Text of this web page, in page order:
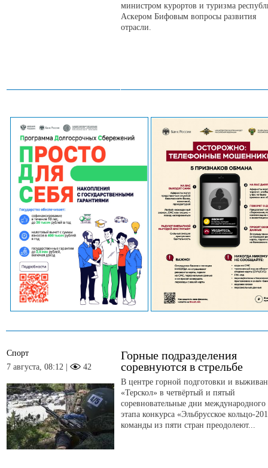
министром курортов и туризма
Аскером Бифовым вопросы развития
отрасли.
Спорт
7 августа, 08:12 |
42
Горные подразделения
соревнуются в стрельбе
В центре горной подготовки и
«Терскол» в четвёртый и пятый
соревновательные дни международного
этапа конкурса «Эльбрусское кольцо-
команды из пяти стран преодолеют...